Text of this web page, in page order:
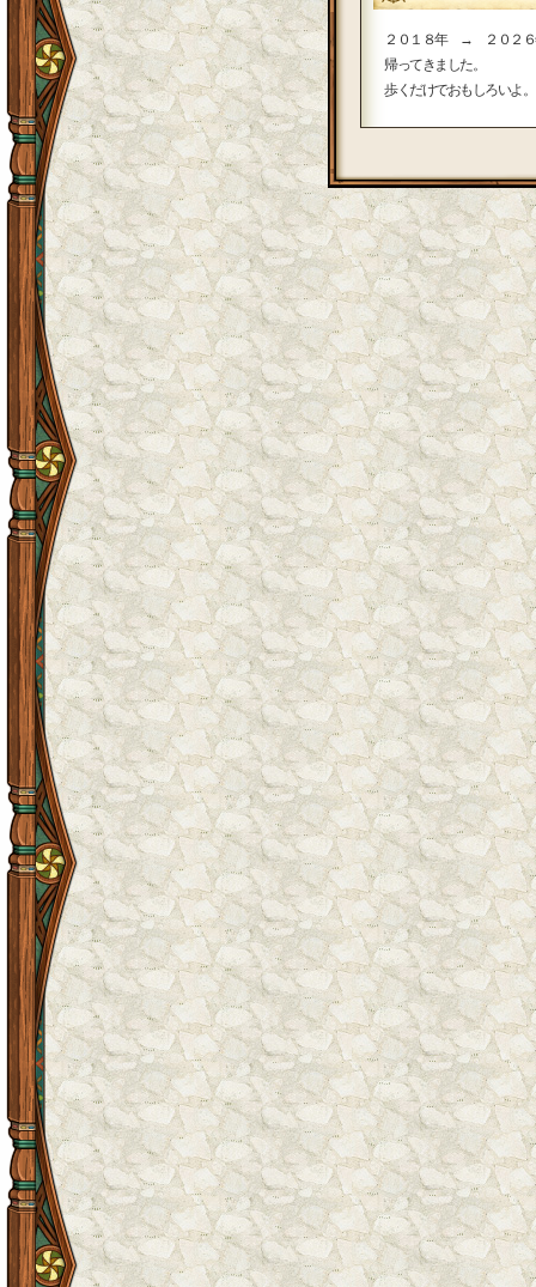
２０１８年 → ２０２６
帰ってきました。
歩くだけでおもしろいよ。